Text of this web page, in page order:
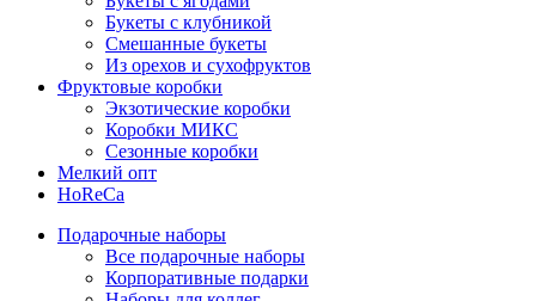
Букеты с клубникой
Смешанные букеты
Из орехов и сухофруктов
Фруктовые коробки
Экзотические коробки
Коробки МИКС
Сезонные коробки
Мелкий опт
HoReCa
Подарочные наборы
Все подарочные наборы
Корпоративные подарки